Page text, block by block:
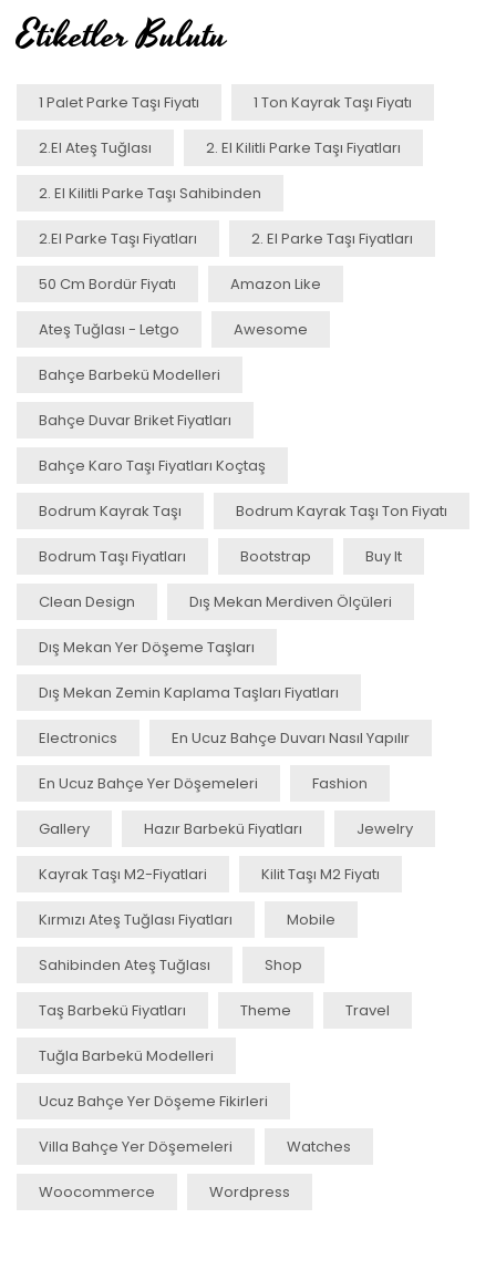
Etiketler Bulutu
1 Palet Parke Taşı Fiyatı 1 Ton Kayrak Taşı Fiyatı
2.el Ateş Tuğlası 2. El Kilitli Parke Taşı Fiyatları
2. El Kilitli Parke Taşı Sahibinden
2.el Parke Taşı Fiyatları 2. El Parke Taşı Fiyatları
50 Cm Bordür Fiyatı Amazon Like
Ateş Tuğlası - Letgo Awesome
Bahçe Barbekü Modelleri
Bahçe Duvar Briket Fiyatları
Bahçe Karo Taşı Fiyatları Koçtaş
Bodrum Kayrak Taşı Bodrum Kayrak Taşı Ton Fiyatı
Bodrum Taşı Fiyatları Bootstrap Buy It
Clean Design Dış Mekan Merdiven Ölçüleri
Dış Mekan Yer Döşeme Taşları
Dış Mekan Zemin Kaplama Taşları Fiyatları
Electronics En Ucuz Bahçe Duvarı Nasıl Yapılır
En Ucuz Bahçe Yer Döşemeleri Fashion
Gallery Hazır Barbekü Fiyatları Jewelry
Kayrak Taşı M2-Fiyatlari Kilit Taşı M2 Fiyatı
Kırmızı Ateş Tuğlası Fiyatları Mobile
Sahibinden Ateş Tuğlası Shop
Taş Barbekü Fiyatları Theme Travel
Tuğla Barbekü Modelleri
Ucuz Bahçe Yer Döşeme Fikirleri
Villa Bahçe Yer Döşemeleri Watches
Woocommerce Wordpress